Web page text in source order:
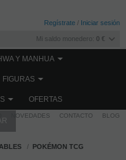
Regístrate / Iniciar sesión
Mi saldo monedero: 0 €
NOVEDADES CONTACTO BLOG
Y MANHUA
FIGURAS
OFERTAS
POKÉMON TCG